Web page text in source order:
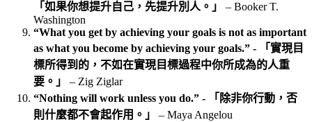
「如果你想提升自己，先提升別人。」
– Booker T.
Washington
“What you get by achieving your goals is not as important
as what you become by achieving your goals.” - 「實現目
標所得到的，不如在實現目標過程中你所成為的人重
要。」
– Zig Ziglar
“Nothing will work unless you do.” - 「除非你行動，否
則什麼都不會起作用。」
– Maya Angelou